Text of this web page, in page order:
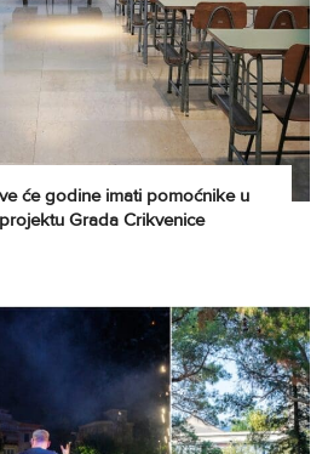
će godine imati pomoćnike u
Grada Crikvenice